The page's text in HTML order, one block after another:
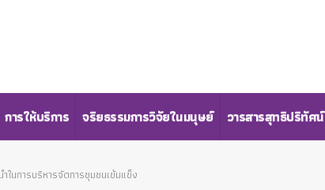
การให้บริการ จริยธรรมการวิจัยในมนุษย์ วารสารสุทธิปริทัศน์
นการบริหารจัดการชุมชนเข้มแข็ง